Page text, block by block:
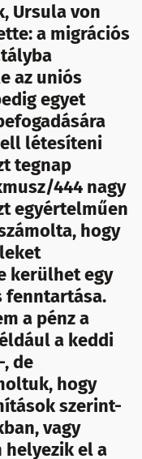
Ursula von
a migrációs
az uniós
egyet
létesíteni
tegnap
444 nagy
egyértelműen
hogy
kerülhet egy
fenntartása.
a pénz a
a keddi
de
hogy
szerint-
vagy
el a